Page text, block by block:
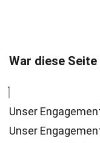
War diese
Unser
Unser